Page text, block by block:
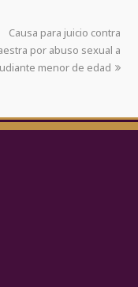
Causa para juicio contra
por abuso sexual a
menor de edad